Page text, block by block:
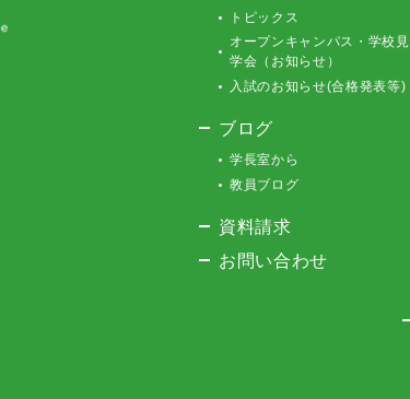
トピックス
オープンキャンパス・学校見
学会（お知らせ）
入試のお知らせ(合格発表等)
ブログ
学長室から
教員ブログ
資料請求
お問い合わせ